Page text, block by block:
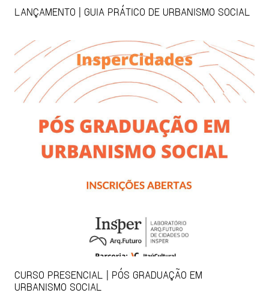
LANÇAMENTO | GUIA PRÁTICO DE URBANISMO SOCIAL
CURSO PRESENCIAL | PÓS GRADUAÇÃO EM
URBANISMO SOCIAL